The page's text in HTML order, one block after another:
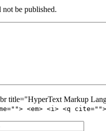
be published.
title="HyperText Markup
<em> <i> <q